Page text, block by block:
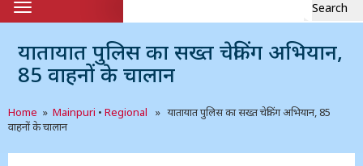
Toggle
navigation
यातायात पुलिस का सख्त चेकिंग अभियान,
85 वाहनों के चालान
Home » Mainpuri • Regional » यातायात पुलिस का सख्त चेकिंग अभियान, 85
वाहनों के चालान